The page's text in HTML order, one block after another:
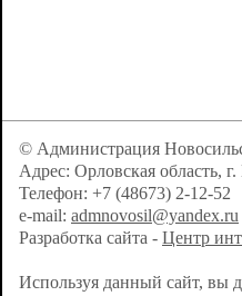
© Администрация
Адрес: Орловская область,
Телефон: +7 (48673) 2-12-52
e-mail: admnovosil@yandex.ru
Разработка сайта - Центр
Используя данный сайт, вы